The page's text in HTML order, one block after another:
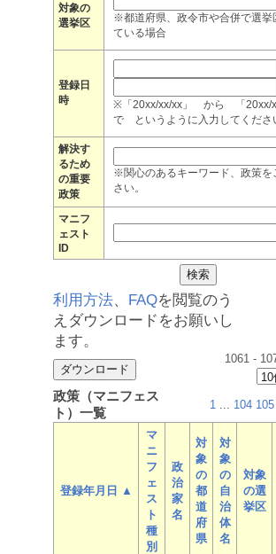
対象の
選挙区
※都道府県、政令市や合併で選挙
ている場合
登録日
時
※「20xx/xx/xx」 から 「20xx/
で というように入力してくださ
解決す
るため
の重要
政策
※関心のあるキーワード、政策を
さい。
マニフ
ェスト
ID
利用方法、 FAQを閲覧のう
えダウンロードをお願いし
ます。
1061 -
政策（マニフェス
ト）一覧
1 ... 104 105
登録年月日 ▲
マ
ニ
フ
ェ
ス
ト
種
別
政
治
家
名
対
象
の
都
道
府
県
対
象
の
自
治
体
名
対象
の選
挙区